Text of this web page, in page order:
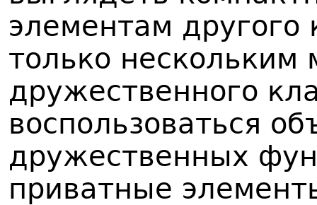
элементам другого
только нескольким
дружественного
воспользоваться
дружественных
приватные